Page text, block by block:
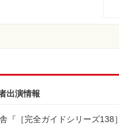
出演情報
『［完全ガイドシリーズ138